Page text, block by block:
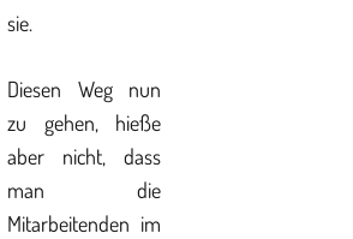
sie.
Diesen Weg nun
zu gehen, hieße
aber nicht, dass
man die
Mitarbeitenden im